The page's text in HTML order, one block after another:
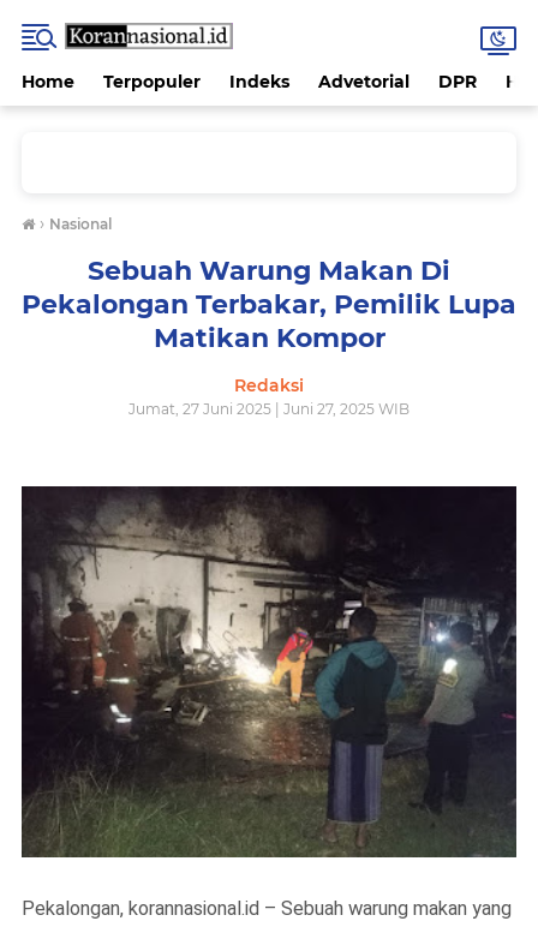
Home Terpopuler Indeks Advetorial DPR
› Nasional
Sebuah Warung Makan Di
Pekalongan Terbakar, Pemilik Lupa
Matikan Kompor
Redaksi
Jumat, 27 Juni 2025 | Juni 27, 2025 WIB
Pekalongan, korannasional.id – Sebuah warung makan yang